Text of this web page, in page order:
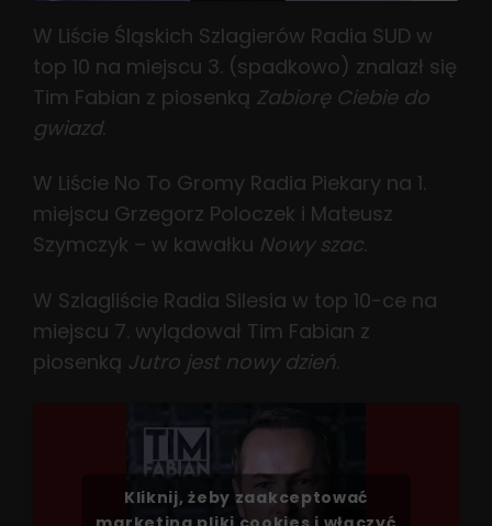
W Liście Śląskich Szlagierów Radia SUD w
top 10 na miejscu 3. (spadkowo) znalazł się
Tim Fabian z piosenką Zabiorę Ciebie do
gwiazd.
W Liście No To Gromy Radia Piekary na 1.
miejscu Grzegorz Poloczek i Mateusz
Szymczyk – w kawałku Nowy szac.
W Szlagliście Radia Silesia w top 10-ce na
miejscu 7. wylądował Tim Fabian z
piosenką Jutro jest nowy dzień.
Kliknij, żeby zaakceptować